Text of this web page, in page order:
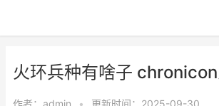
火环兵种有啥子
作者： admin • 更新时间：2025-09-30